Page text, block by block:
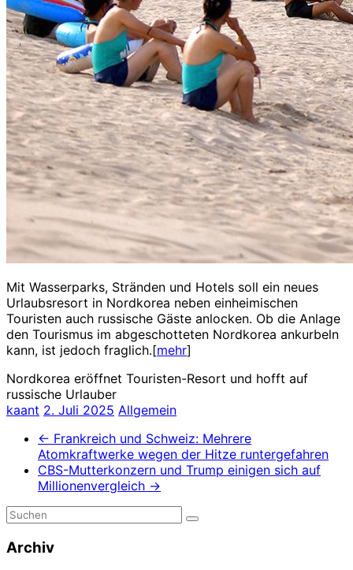
Mit Wasserparks, Stränden und Hotels soll ein neues
Urlaubsresort in Nordkorea neben einheimischen
Touristen auch russische Gäste anlocken. Ob die Anlage
den Tourismus im abgeschotteten Nordkorea ankurbeln
kann, ist jedoch fraglich.[mehr]
Nordkorea eröffnet Touristen-Resort und hofft auf
russische Urlauber
kaant 2. Juli 2025 Allgemein
← Frankreich und Schweiz: Mehrere
Atomkraftwerke wegen der Hitze runtergefahren
CBS-Mutterkonzern und Trump einigen sich auf
Millionenvergleich →
Archiv